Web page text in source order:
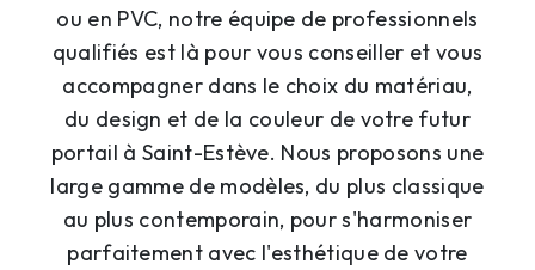
ou en PVC, notre équipe de professionnels
qualifiés est là pour vous conseiller et vous
accompagner dans le choix du matériau,
du design et de la couleur de votre futur
portail à Saint-Estève. Nous proposons une
large gamme de modèles, du plus classique
au plus contemporain, pour s'harmoniser
parfaitement avec l'esthétique de votre